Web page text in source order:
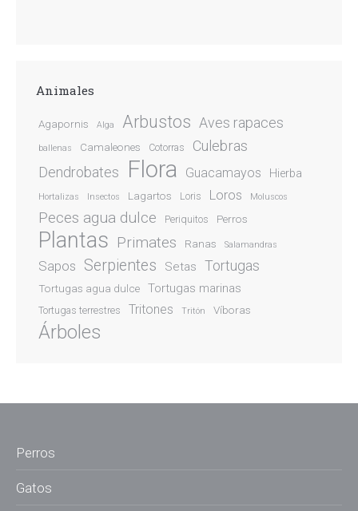
Animales
Agapornis Alga Arbustos Aves rapaces
ballenas Camaleones Cotorras Culebras
Dendrobates Flora Guacamayos Hierba
Hortalizas Insectos Lagartos Loris Loros Moluscos
Peces agua dulce Periquitos Perros
Plantas Primates Ranas Salamandras
Sapos Serpientes Setas Tortugas
Tortugas agua dulce Tortugas marinas
Tortugas terrestres Tritones Tritón Víboras
Árboles
Perros
Gatos